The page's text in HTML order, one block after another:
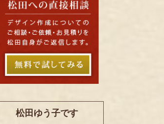
松田ゆう子です